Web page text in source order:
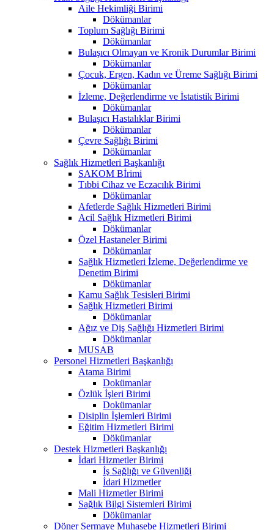
Aile Hekimliği Birimi
Dökümanlar
Toplum Sağlığı Birimi
Dökümanlar
Bulaşıcı Olmayan ve Kronik Durumlar Birimi
Dökümanlar
Çocuk, Ergen, Kadın ve Üreme Sağlığı Birimi
Dökümanlar
İzleme, Değerlendirme ve İstatistik Birimi
Dökümanlar
Bulaşıcı Hastalıklar Birimi
Dökümanlar
Çevre Sağlığı Birimi
Dökümanlar
Sağlık Hizmetleri Başkanlığı
SAKOM Bİrimi
Tıbbi Cihaz ve Eczacılık Birimi
Dökümanlar
Afetlerde Sağlık Hizmetleri Birimi
Acil Sağlık Hizmetleri Birimi
Dökümanlar
Özel Hastaneler Birimi
Dökümanlar
Sağlık Hizmetleri İzleme, Değerlendirme ve
Denetim Birimi
Dökümanlar
Kamu Sağlık Tesisleri Birimi
Sağlık Hizmetleri Birimi
Dökümanlar
Ağız ve Diş Sağlığı Hizmetleri Birimi
Dökümanlar
MUSAB
Personel Hizmetleri Başkanlığı
Atama Birimi
Dokümanlar
Özlük İşleri Birimi
Dokümanlar
Disiplin İşlemleri Birimi
Eğitim Hizmetleri Birimi
Dökümanlar
Destek Hizmetleri Başkanlığı
İdari Hizmetler Birimi
İş Sağlığı ve Güvenliği
İdari Hizmetler
Mali Hizmetler Birimi
Sağlık Bilgi Sistemleri Birimi
Dökümanlar
Döner Sermaye Muhasebe Hizmetleri Birimi